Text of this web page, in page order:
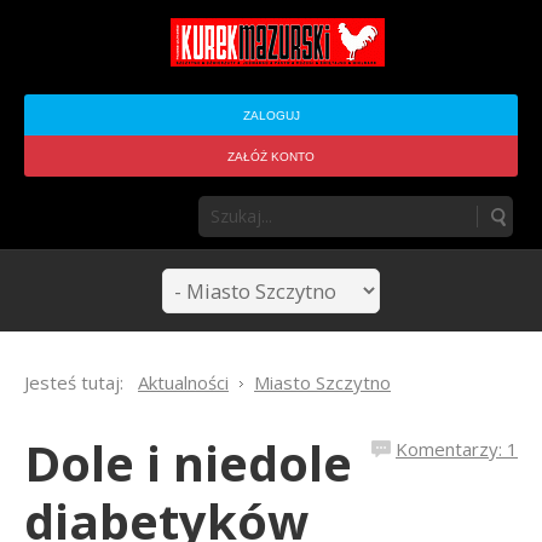
ZALOGUJ
ZAŁÓŻ KONTO
Jesteś tutaj: Aktualności Miasto Szczytno
Komentarzy: 1
Dole i niedole
diabetyków